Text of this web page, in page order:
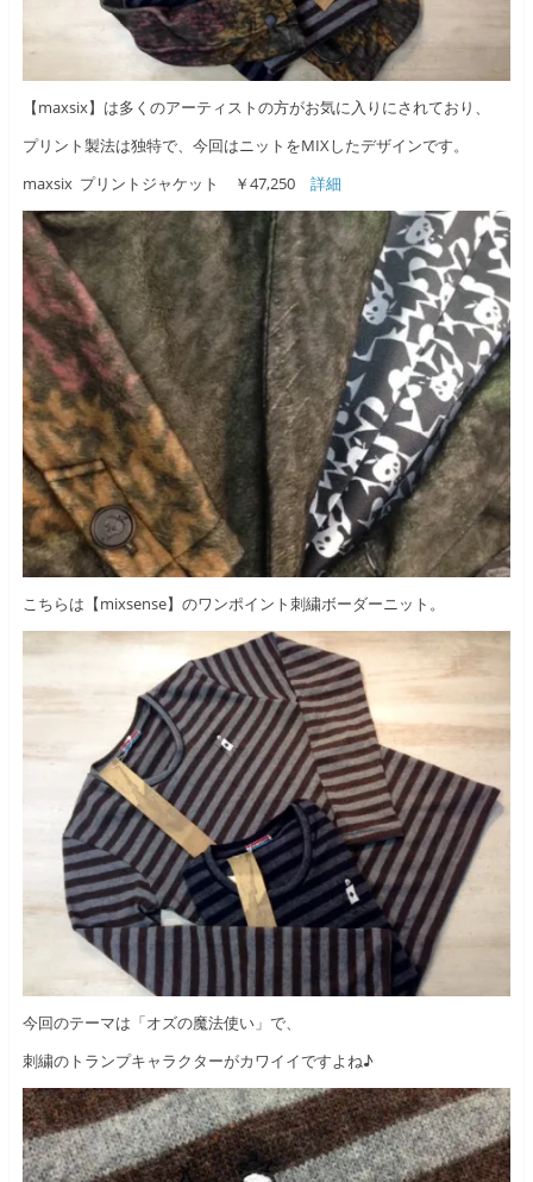
【maxsix】は多くのアーティストの方がお気に入りにされており、
プリント製法は独特で、今回はニットをMIXしたデザインです。
maxsix プリントジャケット ￥47,250 詳細
こちらは【mixsense】のワンポイント刺繍ボーダーニット。
今回のテーマは「オズの魔法使い」で、
刺繍のトランプキャラクターがカワイイですよね♪